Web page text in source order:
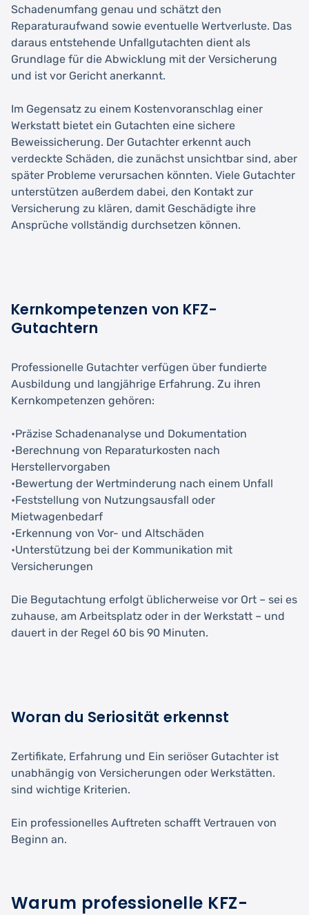
Schadenumfang genau und schätzt den
Reparaturaufwand sowie eventuelle Wertverluste. Das
daraus entstehende Unfallgutachten dient als
Grundlage für die Abwicklung mit der Versicherung
und ist vor Gericht anerkannt.
Im Gegensatz zu einem Kostenvoranschlag einer
Werkstatt bietet ein Gutachten eine sichere
Beweissicherung. Der Gutachter erkennt auch
verdeckte Schäden, die zunächst unsichtbar sind, aber
später Probleme verursachen könnten. Viele Gutachter
unterstützen außerdem dabei, den Kontakt zur
Versicherung zu klären, damit Geschädigte ihre
Ansprüche vollständig durchsetzen können.
Kernkompetenzen von KFZ-
Gutachtern
Professionelle Gutachter verfügen über fundierte
Ausbildung und langjährige Erfahrung. Zu ihren
Kernkompetenzen gehören:
•Präzise Schadenanalyse und Dokumentation
•Berechnung von Reparaturkosten nach
Herstellervorgaben
•Bewertung der Wertminderung nach einem Unfall
•Feststellung von Nutzungsausfall oder
Mietwagenbedarf
•Erkennung von Vor- und Altschäden
•Unterstützung bei der Kommunikation mit
Versicherungen
Die Begutachtung erfolgt üblicherweise vor Ort – sei es
zuhause, am Arbeitsplatz oder in der Werkstatt – und
dauert in der Regel 60 bis 90 Minuten.
Woran du Seriosität erkennst
Zertifikate, Erfahrung und Ein seriöser Gutachter ist
unabhängig von Versicherungen oder Werkstätten.
sind wichtige Kriterien.
Ein professionelles Auftreten schafft Vertrauen von
Beginn an.
Warum professionelle KFZ-